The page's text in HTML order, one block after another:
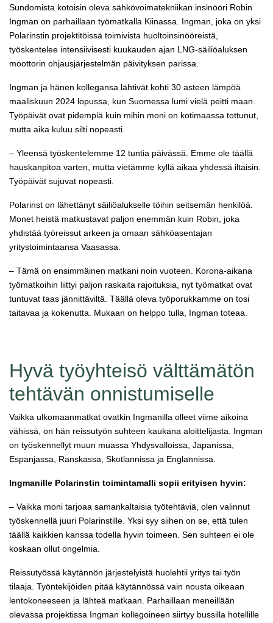
Sundomista kotoisin oleva sähkövoimatekniikan insinööri Robin
Ingman on parhaillaan työmatkalla Kiinassa. Ingman, joka on yksi
Polarinstin projektitöissä toimivista huoltoinsinööreistä,
työskentelee intensiivisesti kuukauden ajan LNG-säiliöaluksen
moottorin ohjausjärjestelmän päivityksen parissa.
Ingman ja hänen kollegansa lähtivät kohti 30 asteen lämpöä
maaliskuun 2024 lopussa, kun Suomessa lumi vielä peitti maan.
Työpäivät ovat pidempiä kuin mihin moni on kotimaassa tottunut,
mutta aika kuluu silti nopeasti.
– Yleensä työskentelemme 12 tuntia päivässä. Emme ole täällä
hauskanpitoa varten, mutta vietämme kyllä aikaa yhdessä iltaisin.
Työpäivät sujuvat nopeasti.
Polarinst on lähettänyt säiliöalukselle töihin seitsemän henkilöä.
Monet heistä matkustavat paljon enemmän kuin Robin, joka
yhdistää työreissut arkeen ja omaan sähköasentajan
yritystoimintaansa Vaasassa.
– Tämä on ensimmäinen matkani noin vuoteen. Korona-aikana
työmatkoihin liittyi paljon raskaita rajoituksia, nyt työmatkat ovat
tuntuvat taas jännittäviltä. Täällä oleva työporukkamme on tosi
taitavaa ja kokenutta. Mukaan on helppo tulla, Ingman toteaa.
Hyvä työyhteisö välttämätön
tehtävän onnistumiselle
Vaikka ulkomaanmatkat ovatkin Ingmanilla olleet viime aikoina
vähissä, on hän reissutyön suhteen kaukana aloittelijasta. Ingman
on työskennellyt muun muassa Yhdysvalloissa, Japanissa,
Espanjassa, Ranskassa, Skotlannissa ja Englannissa.
Ingmanille Polarinstin toimintamalli sopii erityisen hyvin:
– Vaikka moni tarjoaa samankaltaisia työtehtäviä, olen valinnut
työskennellä juuri Polarinstille. Yksi syy siihen on se, että tulen
täällä kaikkien kanssa todella hyvin toimeen. Sen suhteen ei ole
koskaan ollut ongelmia.
Reissutyössä käytännön järjestelyistä huolehtii yritys tai työn
tilaaja. Työntekijöiden pitää käytännössä vain nousta oikeaan
lentokoneeseen ja lähteä matkaan. Parhaillaan meneillään
olevassa projektissa Ingman kollegoineen siirtyy bussilla hotellille